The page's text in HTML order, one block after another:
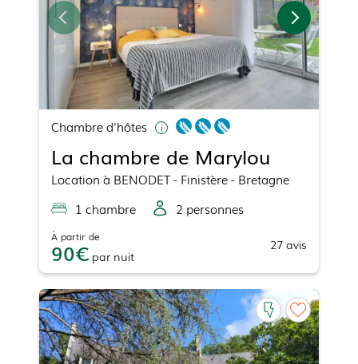
Chambre d'hôtes
La chambre de Marylou
Location à BENODET- Finistère - Bretagne
1 chambre 2 personnes
À partir de
90 par nuit
27 avis